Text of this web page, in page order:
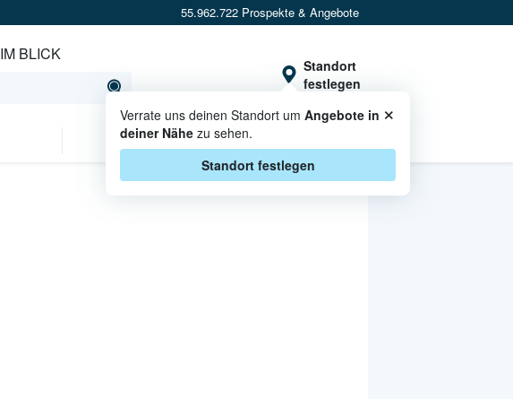
55.962.722 Prospekte & Angebote
IM BLICK
Standort
festlegen
Verrate uns deinen Standort umAngebote in
deiner Nähe zu sehen.
Standort festlegen
×
CASHBACK
MEHR